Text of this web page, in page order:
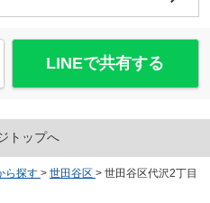
LINEで共有する
トップへ
ら探す > 世田谷区 > 世田谷区代沢2丁目